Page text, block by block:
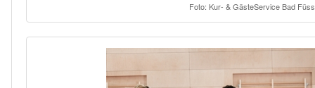
Foto: Kur- & GästeService Bad